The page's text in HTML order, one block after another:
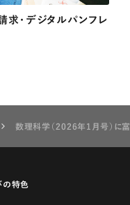
求・デジタルパンフレ
数理科学（2026年1月号）に
の特色